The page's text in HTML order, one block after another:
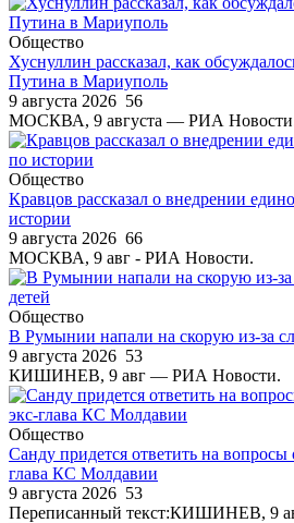
Общество
Хуснуллин рассказал, как
Путина в Мариуполь
9 августа 2026 56
МОСКВА, 9 августа — РИА
Общество
Кравцов рассказал о внедрении
истории
9 августа 2026 66
МОСКВА, 9 авг - РИА Новости.
Общество
В Румынии напали на скорую из-за
9 августа 2026 53
КИШИНЕВ, 9 авг — РИА Новости.
Общество
Санду придется ответить на
глава КС Молдавии
9 августа 2026 53
Переписанный текст:КИШИНЕВ, 9